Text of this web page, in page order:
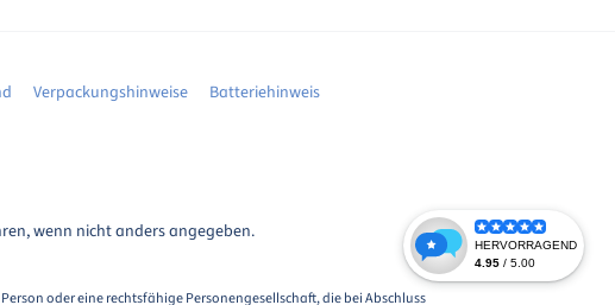
Verpackungshinweise Batteriehinweis
wenn nicht anders angegeben.
oder eine rechtsfähige Personengesellschaft, die bei Abschluss